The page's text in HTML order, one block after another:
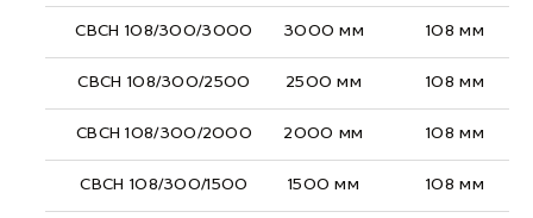
СВСН 108/300/3000 3000 мм 108 мм
СВСН 108/300/2500 2500 мм 108 мм
СВСН 108/300/2000 2000 мм 108 мм
СВСН 108/300/1500 1500 мм 108 мм